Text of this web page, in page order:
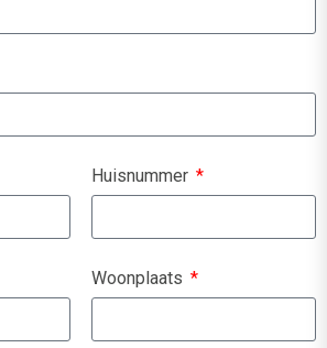
Huisnummer
Woonplaats